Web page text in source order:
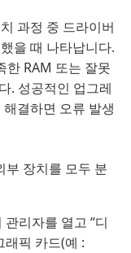
과정 중 드라이버
을 때 나타납니다.
한 RAM 또는 잘못
. 성공적인 업그레
결하면 오류 발생
부 장치를 모두 분
리자를 열고 “디
래픽 카드(예 :